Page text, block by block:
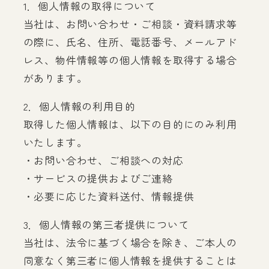
1．個人情報の取得について
当社は、お問い合わせ・ご相談・資料請求等
の際に、氏名、住所、電話番号、メールアド
レス、物件情報等の個人情報を取得する場合
があります。
2．個人情報の利用目的
取得した個人情報は、以下の目的にのみ利用
いたします。
・お問い合わせ、ご相談への対応
・サービスの提供およびご連絡
・必要に応じた資料送付、情報提供
3．個人情報の第三者提供について
当社は、法令に基づく場合を除き、ご本人の
同意なく第三者に個人情報を提供することは